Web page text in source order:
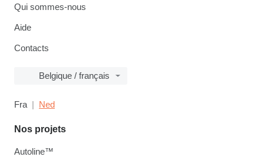
Qui sommes-nous
Aide
Contacts
Belgique / français
Fra Ned
Nos projets
Autoline™